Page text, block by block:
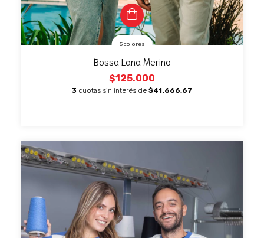
5 colores
Bossa Lana Merino
$125.000
3 cuotas sin interés de $41.666,67